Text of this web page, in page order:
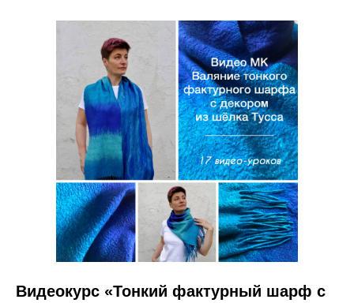
Видеокурс «Тонкий фактурный шарф с